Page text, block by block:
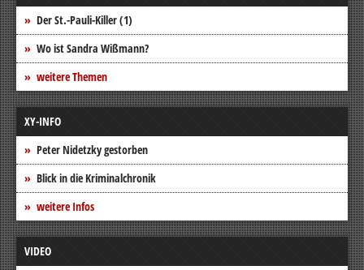
Der St.-Pauli-Killer (1)
Wo ist Sandra Wißmann?
weitere Themen
XY-INFO
Peter Nidetzky gestorben
Blick in die Kriminalchronik
weitere Infos
VIDEO